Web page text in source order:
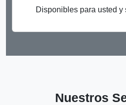
Disponibles para usted y
Nuestros